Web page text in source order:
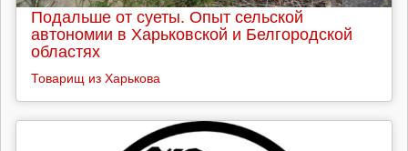
Подальше от суеты. Опыт сельской
автономии в Харьковской и Белгородской
областях
Товарищ из Харькова